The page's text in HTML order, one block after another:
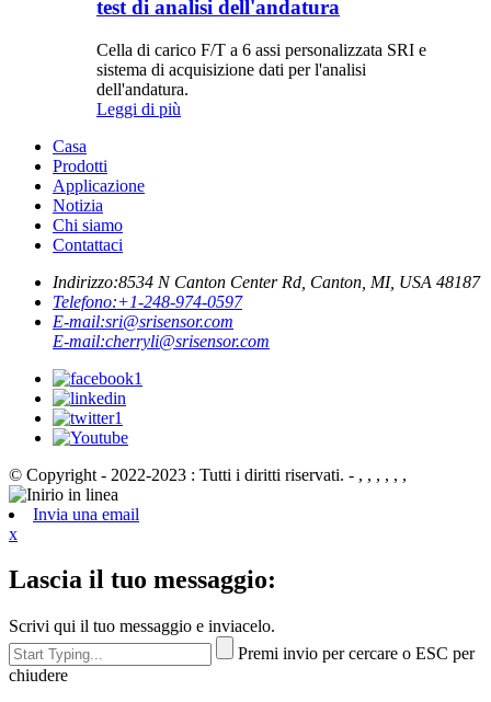
test di analisi dell'andatura
Cella di carico F/T a 6 assi personalizzata SRI e
sistema di acquisizione dati per l'analisi
dell'andatura.
Leggi di più
Casa
Prodotti
Applicazione
Notizia
Chi siamo
Contattaci
Indirizzo:8534 N Canton Center Rd, Canton, MI, USA 48187
Telefono:+1-248-974-0597
E-mail:sri@srisensor.com
E-mail:cherryli@srisensor.com
© Copyright - 2022-2023 : Tutti i diritti riservati. - , , , , , ,
Invia una email
x
Lascia il tuo messaggio:
Scrivi qui il tuo messaggio e inviacelo.
Premi invio per cercare o ESC per
chiudere